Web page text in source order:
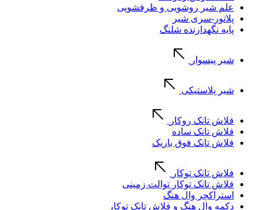
علم شیر روشویی و ظرفشویی
پلاتور-سری شیر
پایه نگهدارنده شلنگ
شیر پیسوار
شیر پلاستیکی
فلاش تانک روکار
فلاش تانک ساده
فلاش تانک فوق باریک
فلاش تانک توکار
فلاش تانک توکار توالت زمینی
استراکچر وال هنگ
دکمه وال هنگ و فلاش تانک توکار